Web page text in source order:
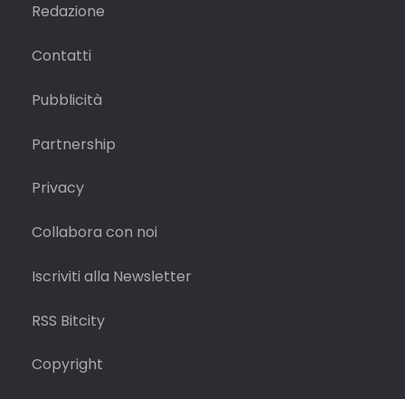
Redazione
Contatti
Pubblicità
Partnership
Privacy
Collabora con noi
Iscriviti alla Newsletter
RSS Bitcity
Copyright